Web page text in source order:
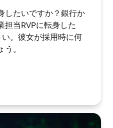
したいですか？銀行か
担当RVPに転身した
。彼女が採用時に何
。